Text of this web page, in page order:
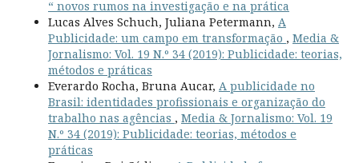
“ novos rumos na investigação e na prática
Lucas Alves Schuch, Juliana Petermann, A
Publicidade: um campo em transformação , Media &
Jornalismo: Vol. 19 N.º 34 (2019): Publicidade: teorias,
métodos e práticas
Everardo Rocha, Bruna Aucar, A publicidade no
Brasil: identidades profissionais e organização do
trabalho nas agências , Media & Jornalismo: Vol. 19
N.º 34 (2019): Publicidade: teorias, métodos e
práticas